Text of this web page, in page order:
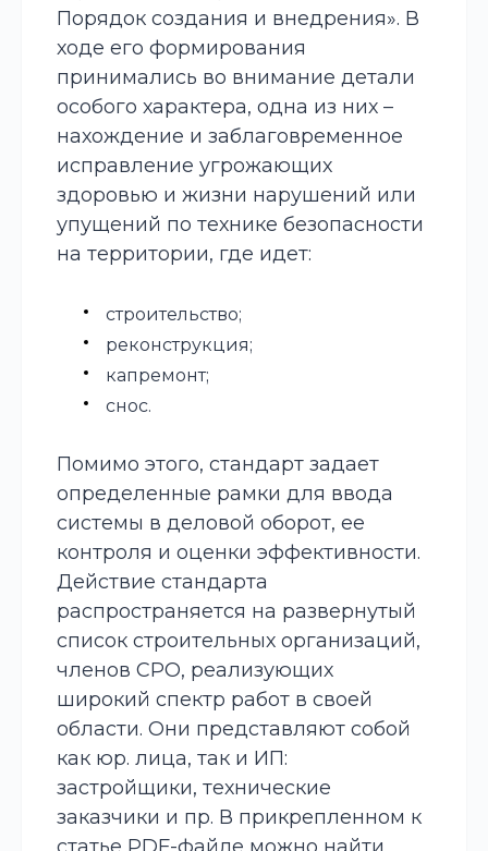
Порядок создания и внедрения». В
ходе его формирования
принимались во внимание детали
особого характера, одна из них –
нахождение и заблаговременное
исправление угрожающих
здоровью и жизни нарушений или
упущений по технике безопасности
на территории, где идет:
строительство;
реконструкция;
капремонт;
снос.
Помимо этого, стандарт задает
определенные рамки для ввода
системы в деловой оборот, ее
контроля и оценки эффективности.
Действие стандарта
распространяется на развернутый
список строительных организаций,
членов СРО, реализующих
широкий спектр работ в своей
области. Они представляют собой
как юр. лица, так и ИП:
застройщики, технические
заказчики и пр. В прикрепленном к